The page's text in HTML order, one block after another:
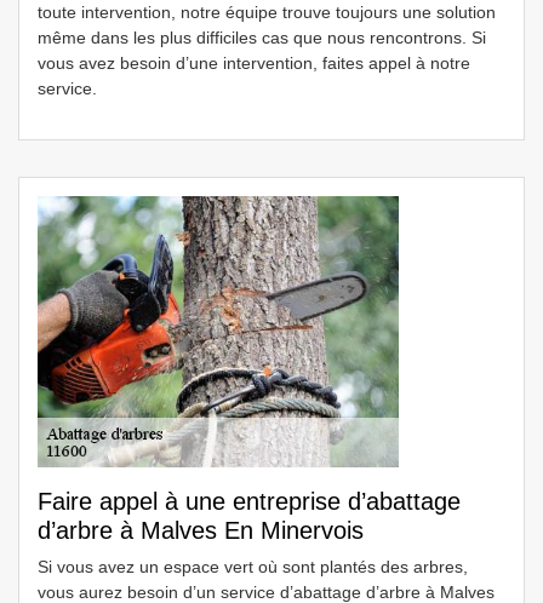
toute intervention, notre équipe trouve toujours une solution
même dans les plus difficiles cas que nous rencontrons. Si
vous avez besoin d’une intervention, faites appel à notre
service.
Faire appel à une entreprise d’abattage
d’arbre à Malves En Minervois
Si vous avez un espace vert où sont plantés des arbres,
vous aurez besoin d’un service d’abattage d’arbre à Malves